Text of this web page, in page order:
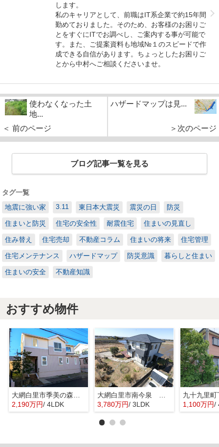
します。
私のキャリアとして、前職はIT系企業で約15年間
勤めておりました。そのため、お客様のお困りご
とをすぐにITでお調べし、ご案内する事が可能で
す。また、ご提案資料も地域№１のスピードで作
成できる自信があります。ちょっとしたお困りご
とから中村へご相談くださいませ。
使わなくなった土
地...
＜ 前のページ
ハザードマップは見...
＞次のページ
ブログ記事一覧を見る
タグ一覧
地震に強い家
3.11 東日本大震災 震災の日 防災
住まいと防災 住宅の安全性 耐震住宅 住まいの見直し
住み替え 住宅売却 不動産コラム 住まいの将来 住宅管理
住宅メンテナンス ハザードマップ 防災意識 暮らしと住まい
住まいの安全 不動産知識
おすすめ物件
2,190万円/ 4LDK
3,780万円/ 3LDK 1,100万円/